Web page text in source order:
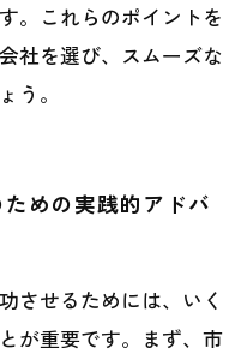
。これらのポイントを
社を選び、スムーズな
う。
めの実践的アドバ
させるためには、いく
が重要です。まず、市